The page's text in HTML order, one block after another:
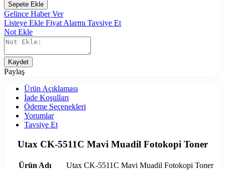
Sepete Ekle
Gelince Haber Ver
Listeye Ekle Fiyat Alarmı Tavsiye Et
Not Ekle
Kaydet
Paylaş
Ürün Açıklaması
İade Koşulları
Ödeme Seçenekleri
Yorumlar
Tavsiye Et
Utax CK-5511C Mavi Muadil Fotokopi Toner
Ürün Adı
Utax CK-5511C Mavi Muadil Fotokopi Toner